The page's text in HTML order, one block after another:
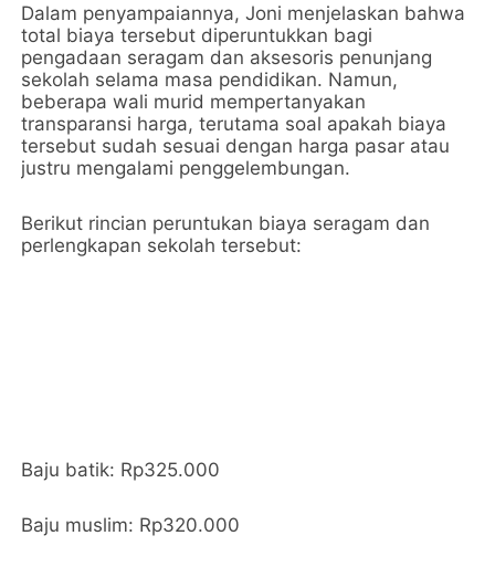
Dalam penyampaiannya, Joni menjelaskan bahwa
total biaya tersebut diperuntukkan bagi
pengadaan seragam dan aksesoris penunjang
sekolah selama masa pendidikan. Namun,
beberapa wali murid mempertanyakan
transparansi harga, terutama soal apakah biaya
tersebut sudah sesuai dengan harga pasar atau
justru mengalami penggelembungan.
Berikut rincian peruntukan biaya seragam dan
perlengkapan sekolah tersebut:
Baju batik: Rp325.000
Baju muslim: Rp320.000